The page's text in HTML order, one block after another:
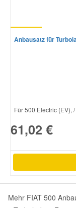
Anbausatz für
Für 500 Electric (EV),
61,02 €
Mehr FIAT 500